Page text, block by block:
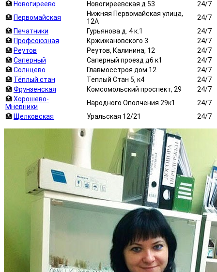
🏥 Новогиреево Новогиреевская д 53
24/7
🏥 Первомайская
Нижняя Первомайская улица,
12А
24/7
🏥 Печатники Гурьянова д. 4 к.1
24/7
🏥 Профсоюзная Кржижановского 3
24/7
🏥 Реутов Реутов, Калинина, 12
24/7
🏥Саперный Саперный проезд д6 к1
24/7
🏥Солнцево Главмосстроя дом 12
24/7
🏥 Тёплый стан Теплый Стан 5, к4
24/7
🏥Фрунзенская Комсомольский проспект, 29
24/7
🏥Хорошево-
Мневники
Народного Ополчения 29к1
24/7
🏥 Щелковская Уральская 12/21 24/7